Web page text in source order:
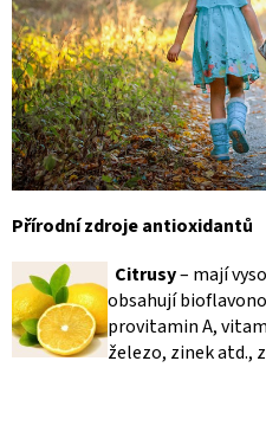
Přírodní zdroje antioxidantů
Citrusy– mají
obsahují
provitamin A,
železo, zinek atd.,